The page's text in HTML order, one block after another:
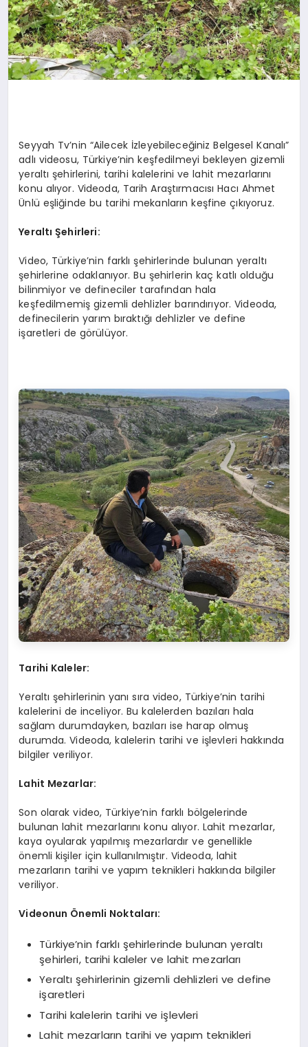
Seyyah Tv’nin “Ailecek İzleyebileceğiniz Belgesel Kanalı”
adlı videosu, Türkiye’nin keşfedilmeyi bekleyen gizemli
yeraltı şehirlerini, tarihi kalelerini ve lahit mezarlarını
konu alıyor. Videoda, Tarih Araştırmacısı Hacı Ahmet
Ünlü eşliğinde bu tarihi mekanların keşfine çıkıyoruz.
Yeraltı Şehirleri:
Video, Türkiye’nin farklı şehirlerinde bulunan yeraltı
şehirlerine odaklanıyor. Bu şehirlerin kaç katlı olduğu
bilinmiyor ve defineciler tarafından hala
keşfedilmemiş gizemli dehlizler barındırıyor. Videoda,
definecilerin yarım bıraktığı dehlizler ve define
işaretleri de görülüyor.
Tarihi Kaleler:
Yeraltı şehirlerinin yanı sıra video, Türkiye’nin tarihi
kalelerini de inceliyor. Bu kalelerden bazıları hala
sağlam durumdayken, bazıları ise harap olmuş
durumda. Videoda, kalelerin tarihi ve işlevleri hakkında
bilgiler veriliyor.
Lahit Mezarlar:
Son olarak video, Türkiye’nin farklı bölgelerinde
bulunan lahit mezarlarını konu alıyor. Lahit mezarlar,
kaya oyularak yapılmış mezarlardır ve genellikle
önemli kişiler için kullanılmıştır. Videoda, lahit
mezarların tarihi ve yapım teknikleri hakkında bilgiler
veriliyor.
Videonun Önemli Noktaları:
Türkiye’nin farklı şehirlerinde bulunan yeraltı
şehirleri, tarihi kaleler ve lahit mezarları
Yeraltı şehirlerinin gizemli dehlizleri ve define
işaretleri
Tarihi kalelerin tarihi ve işlevleri
Lahit mezarların tarihi ve yapım teknikleri